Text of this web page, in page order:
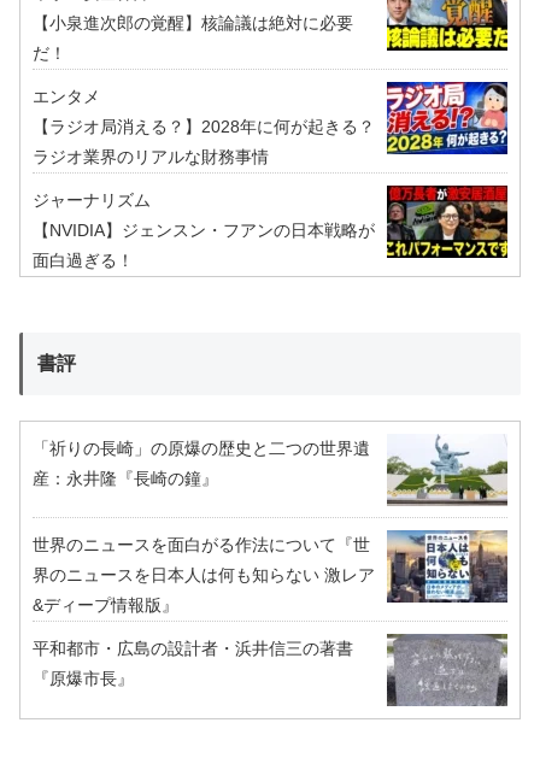
【小泉進次郎の覚醒】核論議は絶対に必要
だ！
エンタメ
【ラジオ局消える？】2028年に何が起きる？
ラジオ業界のリアルな財務事情
ジャーナリズム
【NVIDIA】ジェンスン・フアンの日本戦略が
面白過ぎる！
書評
「祈りの長崎」の原爆の歴史と二つの世界遺
産：永井隆『長崎の鐘』
世界のニュースを面白がる作法について『世
界のニュースを日本人は何も知らない 激レア
&ディープ情報版』
平和都市・広島の設計者・浜井信三の著書
『原爆市長』